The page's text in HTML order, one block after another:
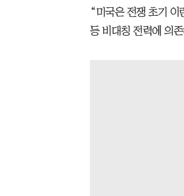
“미국은 전쟁 초기 이
등 비대칭 전력에 의